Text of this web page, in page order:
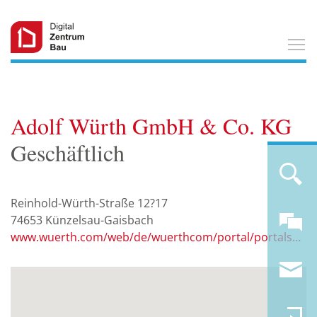
Adolf Würth GmbH & Co. KG
Geschäftlich
Reinhold-Würth-Straße 12?17
74653 Künzelsau-Gaisbach
www.wuerth.com/web/de/wuerthcom/portal/portalseite.php